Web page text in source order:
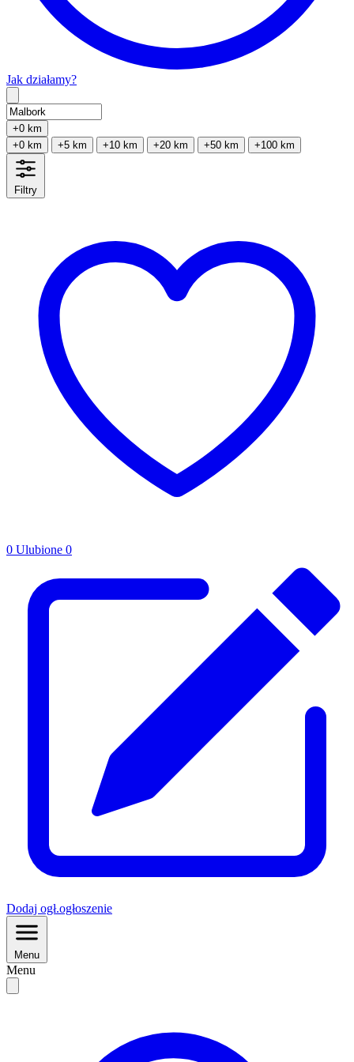
Jak działamy?
+0 km
+0 km
+5 km +10 km +20 km +50 km +100 km
Filtry
0 Ulubione 0
Dodaj ogł.ogłoszenie
Menu
Menu